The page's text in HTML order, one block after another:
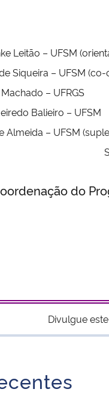
Leitão – UFSM
Siqueira – UFSM
– UFRGS
Balieiro – UFSM
– UFSM
Programa
Divulgue